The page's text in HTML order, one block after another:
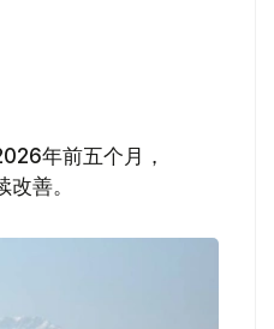
年前五个月，
善。